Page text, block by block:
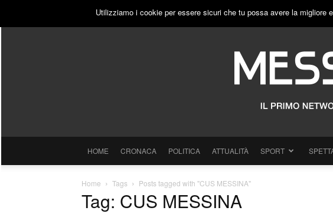
GIOVEDÌ, 6 AGOSTO 2026 PUBBLICITÀ
HOME CRONACA POLITICA ATTUALITÀ SPORT
Home Tags Posts tagged with "CUS MESSINA"
Tag: CUS MESSINA
Utilizziamo i cookie per essere sicuri che tu possa avere la